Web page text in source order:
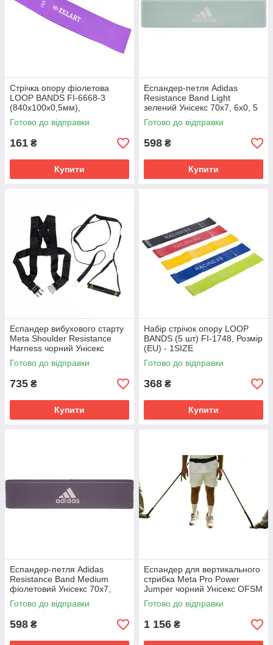
Стрічка опору фіолетова
LOOP BANDS FI-6668-3
(840x100x0,5мм),
Фіолетовий, Розмір (EU) -
1SIZE
Готово до відправки
161 ₴
Купити
Еспандер-петля Adidas
Resistance Band Light
зелений Унісекс 70х7, 6х0, 5
ADTB-10703GN
Готово до відправки
598 ₴
Купити
Еспандер вибухового старту
Meta Shoulder Resistance
Harness чорний Унісекс
OFSM 1400000150
Готово до відправки
735 ₴
Купити
Набір стрічок опору LOOP
BANDS (5 шт) FI-1748, Розмір
(EU) - 1SIZE
Готово до відправки
368 ₴
Купити
Еспандер-петля Adidas
Resistance Band Medium
фіолетовий Унісекс 70х7,
6х0, 5 ADTB-10704PL
Готово до відправки
598 ₴
Еспандер для вертикального
стрибка Meta Pro Power
Jumper чорний Унісекс OFSM
2000350501
Готово до відправки
1 156 ₴